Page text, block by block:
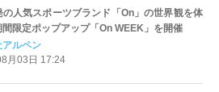
の人気スポーツブランド「On」の世界観を体
間限定ポップアップ「On WEEK」を開催
アルペン
月03日 17:24